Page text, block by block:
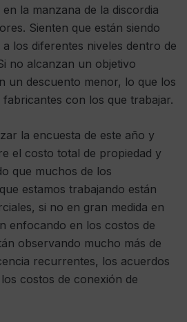
la manzana de la discordia
Sienten que están siendo
los diferentes niveles dentro de
no alcanzan un objetivo
un descuento menor, lo que los
con los que trabajar.
la encuesta de este año y
el costo total de propiedad y
que muchos de los
estamos trabajando están
si no en gran medida en
enfocando en los costos de
observando mucho más de
recurrentes, los acuerdos
costos de conexión de